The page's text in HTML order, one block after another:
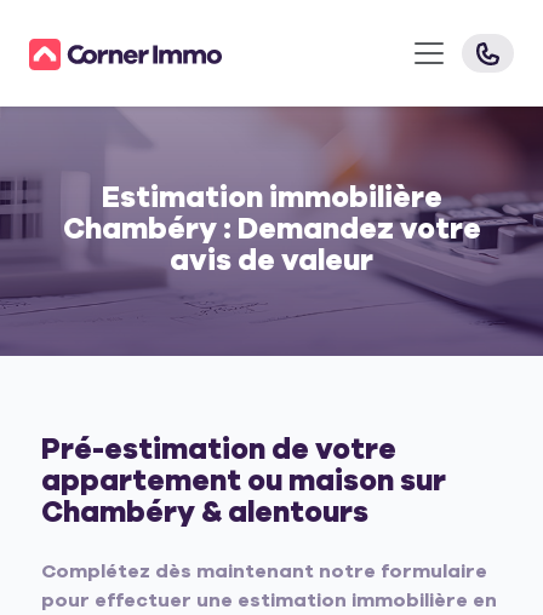
Estimation immobilière
Chambéry : Demandez votre
avis de valeur
Pré-estimation de votre
appartement ou maison sur
Chambéry & alentours
Complétez dès maintenant notre formulaire
pour effectuer une estimation immobilière en